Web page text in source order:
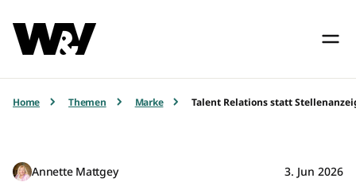
Home Themen Marke Talent Relations statt
Annette Mattgey 3. Jun 2026